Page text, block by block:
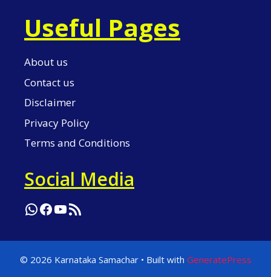
Useful Pages
About us
Contact us
Disclaimer
Privacy Policy
Terms and Conditions
Social Media
WhatsApp
Facebook
YouTube
RSS Feed
© 2026 Karnataka Samachar• Built with GeneratePress